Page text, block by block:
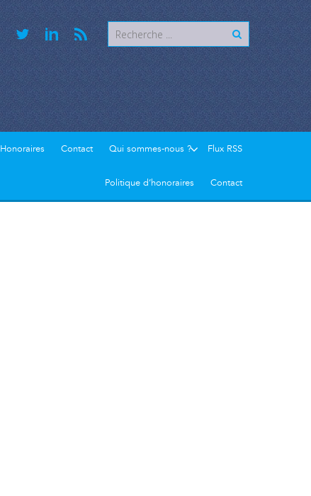
Honoraires Contact Qui sommes-nous ? Flux RSS
Politique d’honoraires Contact